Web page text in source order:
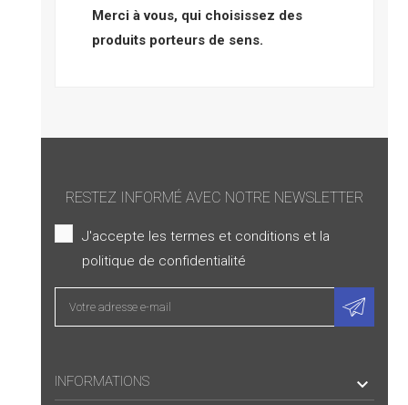
Merci à vous, qui choisissez des
produits porteurs de sens.
RESTEZ INFORMÉ AVEC NOTRE NEWSLETTER
J'accepte les termes et conditions et la
politique de confidentialité
INFORMATIONS 